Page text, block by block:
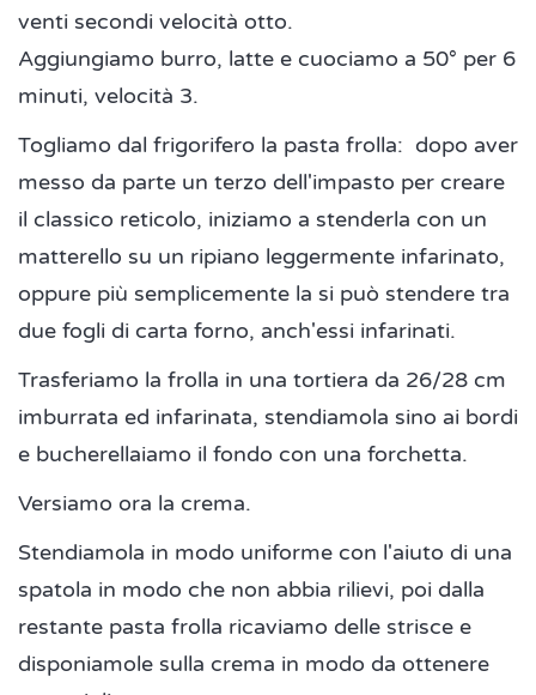
venti secondi velocità otto.
Aggiungiamo burro, latte e cuociamo a 50° per 6
minuti, velocità 3.
Togliamo dal frigorifero la pasta frolla: dopo aver
messo da parte un terzo dell'impasto per creare
il classico reticolo, iniziamo a stenderla con un
matterello su un ripiano leggermente infarinato,
oppure più semplicemente la si può stendere tra
due fogli di carta forno, anch'essi infarinati.
Trasferiamo la frolla in una tortiera da 26/28 cm
imburrata ed infarinata, stendiamola sino ai bordi
e bucherellaiamo il fondo con una forchetta.
Versiamo ora la crema.
Stendiamola in modo uniforme con l'aiuto di una
spatola in modo che non abbia rilievi, poi dalla
restante pasta frolla ricaviamo delle strisce e
disponiamole sulla crema in modo da ottenere